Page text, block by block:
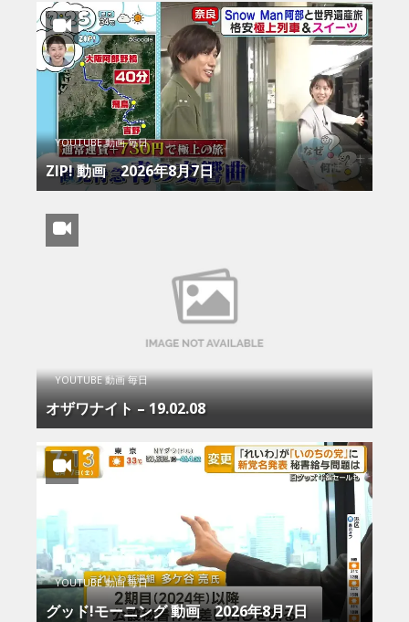
YOUTUBE 動画 毎日
ZIP! 動画 2026年8月7日
YOUTUBE 動画 毎日
オザワナイト – 19.02.08
YOUTUBE 動画 毎日
グッド!モーニング 動画 2026年8月7日